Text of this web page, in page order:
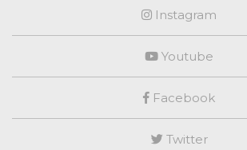
Instagram
Youtube
Facebook
Twitter